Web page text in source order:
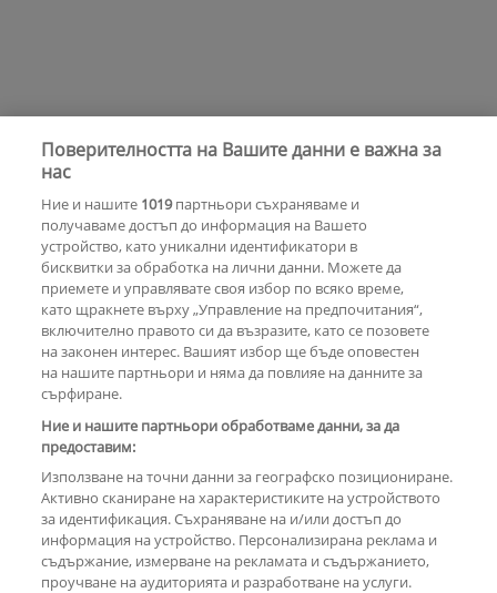
Поверителността на Вашите данни е важна за
нас
Ние и нашите 1019партньори съхраняваме и
получаваме достъп до информация на Вашето
устройство, като уникални идентификатори в
бисквитки за обработка на лични данни. Можете да
приемете и управлявате своя избор по всяко време,
като щракнете върху „Управление на предпочитания“,
включително правото си да възразите, като се позовете
на законен интерес. Вашият избор ще бъде оповестен
на нашите партньори и няма да повлияе на данните за
сърфиране.
Ние и нашите партньори обработваме данни, за да
предоставим:
Използване на точни данни за географско позициониране.
Активно сканиране на характеристиките на устройството
за идентификация. Съхраняване на и/или достъп до
информация на устройство. Персонализирана реклама и
съдържание, измерване на рекламата и съдържанието,
проучване на аудиторията и разработване на услуги.